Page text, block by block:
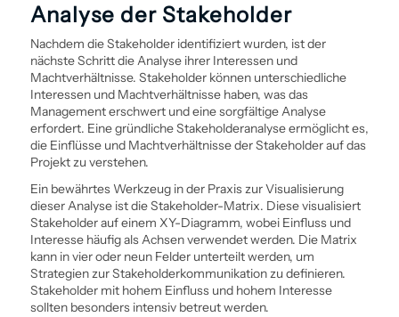
Analyse der Stakeholder
Nachdem die Stakeholder identifiziert wurden, ist der
nächste Schritt die Analyse ihrer Interessen und
Machtverhältnisse. Stakeholder können unterschiedliche
Interessen und Machtverhältnisse haben, was das
Management erschwert und eine sorgfältige Analyse
erfordert. Eine gründliche Stakeholderanalyse ermöglicht es,
die Einflüsse und Machtverhältnisse der Stakeholder auf das
Projekt zu verstehen.
Ein bewährtes Werkzeug in der Praxis zur Visualisierung
dieser Analyse ist die Stakeholder-Matrix. Diese visualisiert
Stakeholder auf einem XY-Diagramm, wobei Einfluss und
Interesse häufig als Achsen verwendet werden. Die Matrix
kann in vier oder neun Felder unterteilt werden, um
Strategien zur Stakeholder­kommunikation zu definieren.
Stakeholder mit hohem Einfluss und hohem Interesse
sollten besonders intensiv betreut werden.